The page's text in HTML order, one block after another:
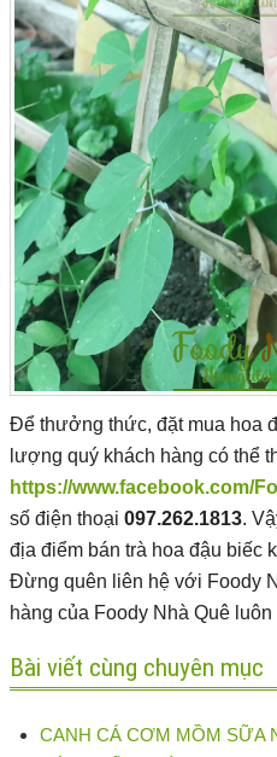
Để thưởng thức, đặt mua hoa
lượng quý khách hàng có thể
https://www.facebook.com/
số điện thoại 097.262.1813.
địa điểm bán trà hoa đậu biếc
Đừng quên liên hệ với Foody
hàng của Foody Nhà Quê
Bài viết cùng chuyên mục
CANH CÁ CƠM MỒM SỮA